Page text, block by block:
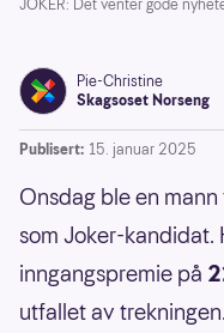
Pie-Christine
Skagsoset Norseng
Publisert: 15. januar 2025
Onsdag ble en
som Joker-kandidat.
inngangspremie på
utfallet av